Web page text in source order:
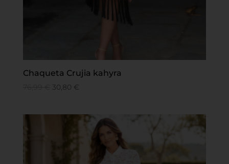
Chaqueta Crujia kahyra
30,80 €